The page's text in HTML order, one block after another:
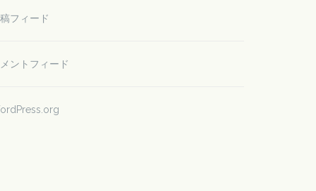
フィード
ントフィード